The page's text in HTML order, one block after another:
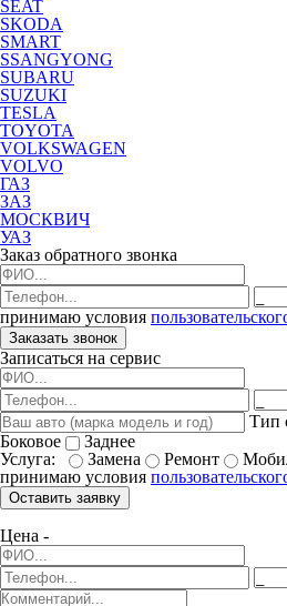
SEAT
SKODA
SMART
SSANGYONG
SUBARU
SUZUKI
TESLA
TOYOTA
VOLKSWAGEN
VOLVO
ГАЗ
ЗАЗ
МОСКВИЧ
УАЗ
Заказ обратного звонка
принимаю условия
Заказать звонок
Записаться на сервис
Тип
Боковое
Заднее
Услуга:
Замена Ремонт
принимаю условия
Оставить заявку
Цена -